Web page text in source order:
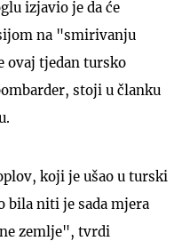
izjavio je da će
na "smirivanju
ovaj tjedan tursko
stoji u članku
koji je ušao u turski
bila niti je sada mjera
zemlje", tvrdi